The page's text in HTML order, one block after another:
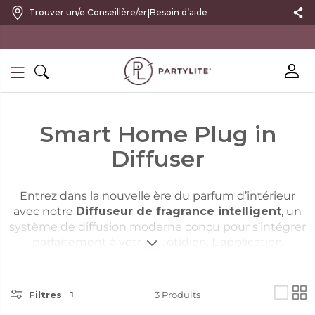
Trouver un/e Conseillère/er|Besoin d’aide
Smart Home Plug in
Diffuser
Entrez dans la nouvelle ère du parfum d’intérieur
avec notre Diffuseur de fragrance intelligent, un
système de diffusion moderne conçu pour s’intégrer
parfaitement à votre quotidien. L'application
d’harmoniser votre environnement avec vos
émotions d’un simple geste. Que vous souhaitiez
Filtres 3Produits